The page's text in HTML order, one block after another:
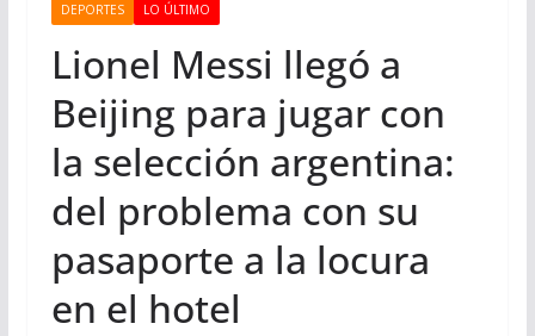
DEPORTES LO ÚLTIMO
Lionel Messi llegó a
Beijing para jugar con
la selección argentina:
del problema con su
pasaporte a la locura
en el hotel